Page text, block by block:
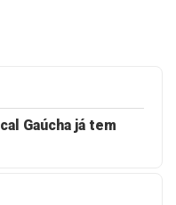
Gaúcha já tem